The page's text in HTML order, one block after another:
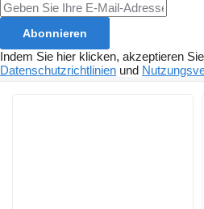
Abonnieren
Indem Sie hier klicken, akzeptieren
Datenschutzrichtlinien und